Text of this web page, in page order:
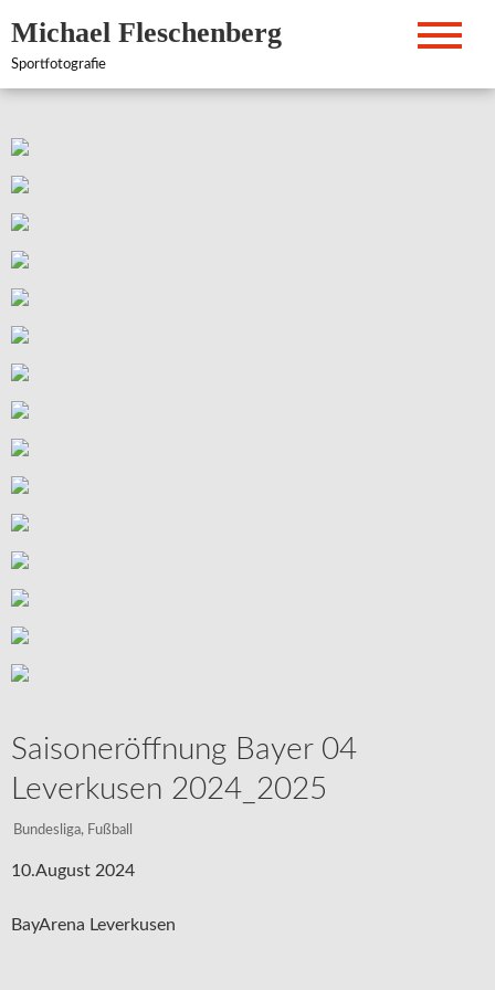
Inhalt
springen
Michael Fleschenberg
Sportfotografie
Saisoneröffnung Bayer 04
Leverkusen 2024_2025
Bundesliga, Fußball
10.August 2024
BayArena Leverkusen